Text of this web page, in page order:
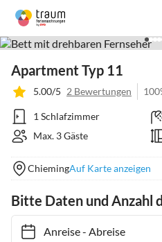
Apartment Typ 11
5.00/5 2 Bewertungen
1 Schlafzimmer
Max. 3 Gäste
ChiemingAuf Karte anzeigen
Bitte Daten und Anzahl
Anreise- Abreise